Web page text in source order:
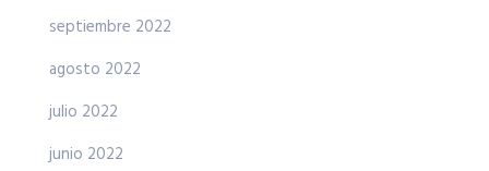
septiembre 2022
agosto 2022
julio 2022
junio 2022